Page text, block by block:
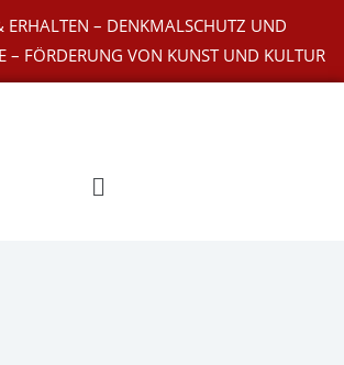
ERHALTEN – DENKMALSCHUTZ UND
– FÖRDERUNG VON KUNST UND KULTUR
Main